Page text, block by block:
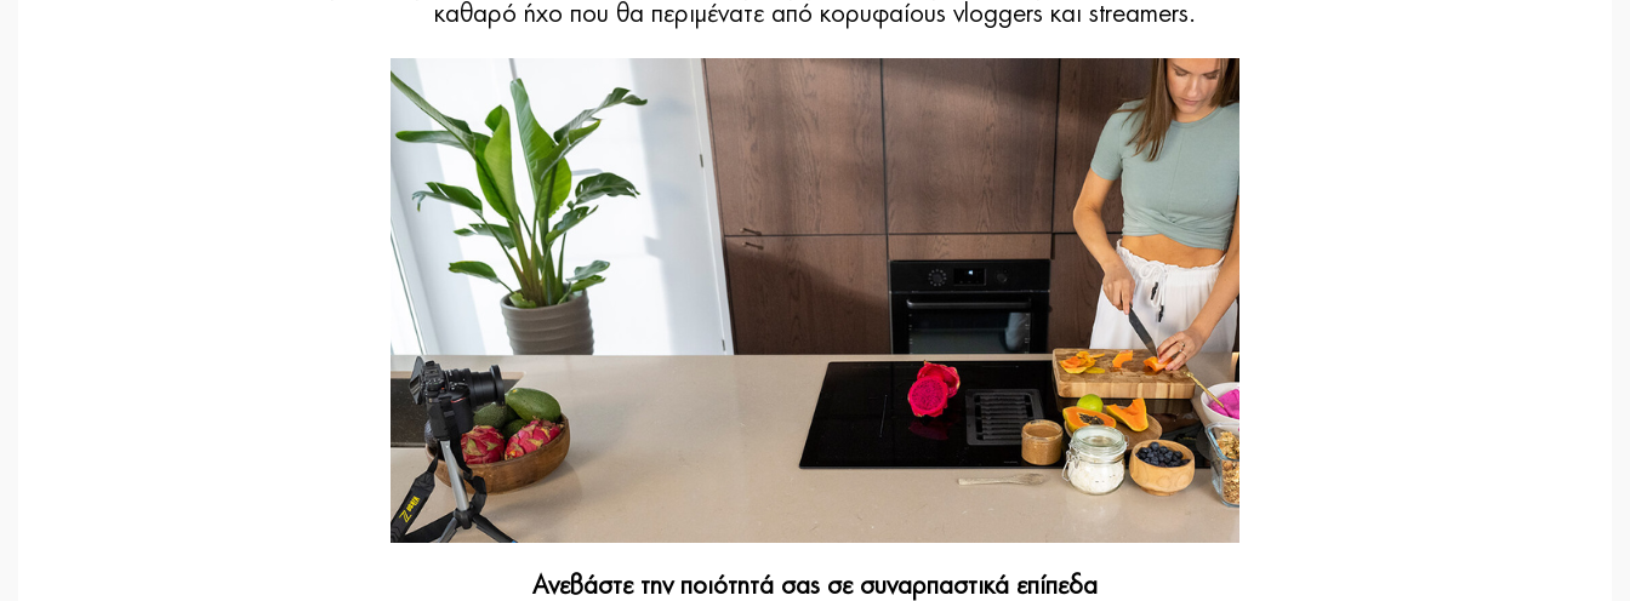
καθαρό ήχο που θα περιμένατε από κορυφαίους vloggers και streamers.
Ανεβάστε την ποιότητά σας σε συναρπαστικά επίπεδα